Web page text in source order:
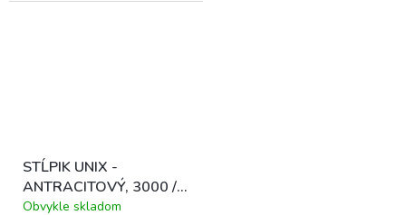
STĹPIK UNIX -
ANTRACITOVÝ, 3000 /
48 mm
Obvykle skladom